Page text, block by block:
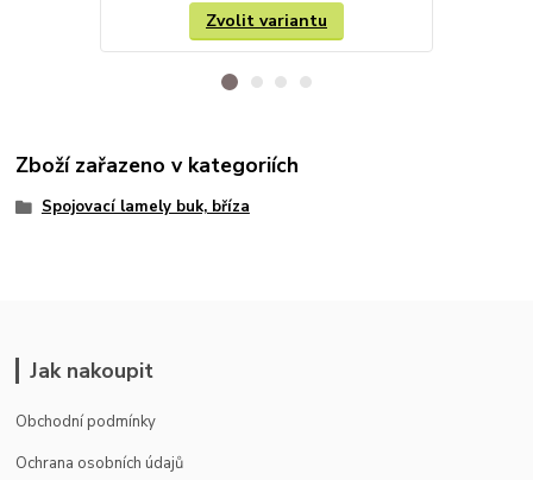
Zvolit variantu
Zboží zařazeno v kategoriích
Spojovací lamely buk, bříza
Jak nakoupit
Obchodní podmínky
Ochrana osobních údajů